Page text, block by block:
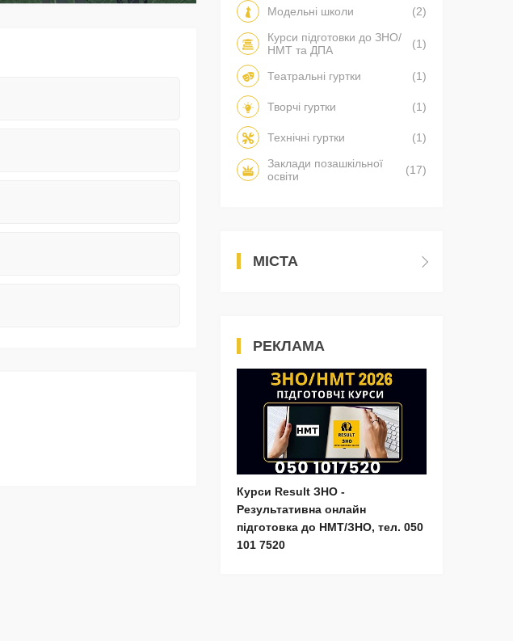
Модельні школи
(2)
Курси підготовки до ЗНО/
НМТ та ДПА
(1)
Театральні гуртки (1)
Творчі гуртки (1)
Технічні гуртки
(1)
Заклади позашкільної
освіти
(17)
МІСТА
РЕКЛАМА
Курси Result ЗНО -
Результативна онлайн
підготовка до НМТ/ЗНО, тел. 050
101 7520